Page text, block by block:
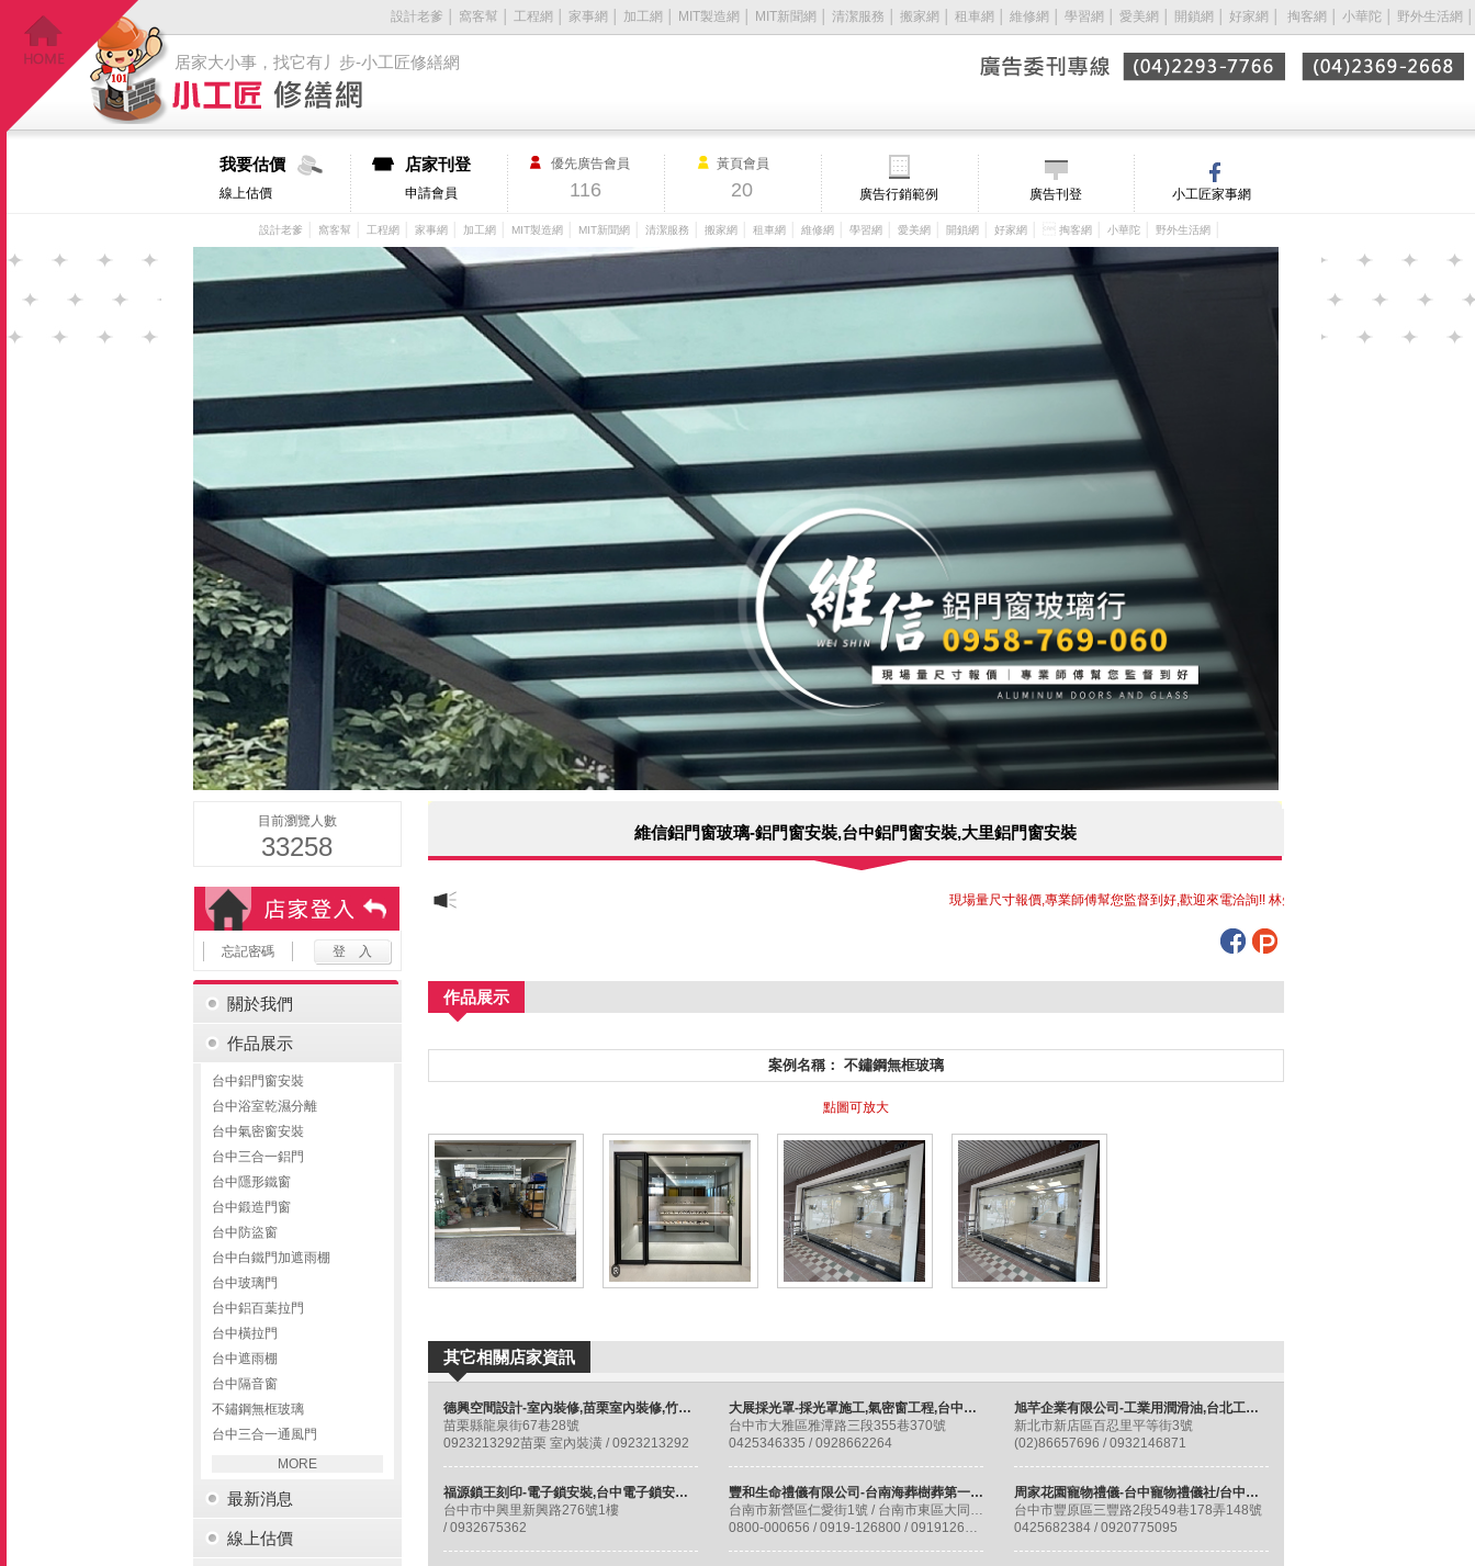
居家大小事，找它有丿步-小工匠修繕網
設計老爹 窩客幫 工程網 家事網 加工網 MIT製造網 MIT新聞網 清潔服務 搬家網 租車網 維修網 學習網 愛美網 開鎖網 好家網 掏客網 小華陀 野外生活網
我要估價
線上估價
店家刊登
申請會員
優先廣告會員
116
黃頁會員
20 廣告行銷範例 廣告刊登 小工匠家事網
設計老爹 窩客幫 工程網 家事網 加工網 MIT製造網 MIT新聞網 清潔服務 搬家網 租車網 維修網 學習網 愛美網 開鎖網 好家網 │  掏客網 小華陀 野外生活網
目前瀏覽人數
33258
忘記密碼
關於我們
作品展示
台中鋁門窗安裝
台中浴室乾濕分離
台中氣密窗安裝
台中三合一鋁門
台中隱形鐵窗
台中鍛造門窗
台中防盜窗
台中白鐵門加遮雨棚
台中玻璃門
台中鋁百葉拉門
台中橫拉門
台中遮雨棚
台中隔音窗
不鏽鋼無框玻璃
台中三合一通風門
MORE
最新消息
線上估價
維信鋁門窗玻璃-鋁門窗安裝,台中鋁門窗安裝,大里鋁門窗安裝
現場量尺寸報價,專業師傅幫您監督到好,歡迎來電洽詢!! 林先生 0958-769-060 訂做紗窗紗門玻璃
作品展示
案例名稱： 不鏽鋼無框玻璃
點圖可放大
其它相關店家資訊
德興空間設計-室內裝修,苗栗室內裝修,竹南室內裝潢
苗栗縣龍泉街67巷28號
0923213292苗栗 室內裝潢 / 0923213292
大展採光罩-採光罩施工,氣密窗工程,台中採光罩施工,台中氣密窗施工
台中市大雅區雅潭路三段355巷370號
0425346335 / 0928662264
旭芊企業有限公司-工業用潤滑油,台北工業用潤滑油,工業用油總代理,台北工業用油總代理
新北市新店區百忍里平等街3號
(02)86657696 / 0932146871
福源鎖王刻印-電子鎖安裝,台中電子鎖安裝,清水電子鎖安裝
台中市中興里新興路276號1樓
/ 0932675362
豐和生命禮儀有限公司-台南海葬樹葬第一品牌/台南禮儀社/大體SPA美容
周家花園寵物禮儀-台中寵物禮儀社/台中寵物火化/台中寵物塔位/寵物樹葬/寵物墓園
台中市豐原區三豐路2段549巷178弄148號
0425682384 / 0920775095